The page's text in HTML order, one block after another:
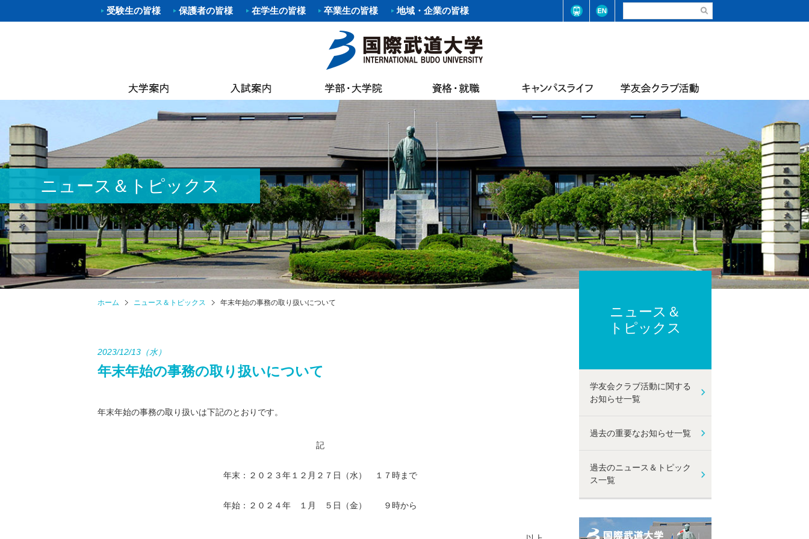
受験生の皆様 保護者の皆様 在学生の皆様 卒業生の皆様 地域・企業の皆様
沿革
建学の精神・教育目標・各種方針
校歌
校章・ロゴ・シンボルマーク
3つのポリシー
アセスメントポリシー
ミッション・ステイトメント
教員紹介
履修の手引・授業概要
国際武道大学学則
国際武道大学大学院学則
大学の活動
設置認可・届出等
ガバナンス・コード
中期計画
自己点検・評価報告
大学行事
教員数・学生数・卒業/修了生数
大学組織
財務情報
教育研究活動等の状況
公約研究費の不正防止への取り組み
プライバシーポリシー
ハラスメント及び性暴力等防止に関する取り組み
大学院入試要項
オープンキャンパス
進学相談会
入学金・学費等
入試資料請求
別科 武道専修課程
大学院
カリキュラム
取得可能な資格
教員紹介
進路（就職）支援プログラム・イベント
就職概要状況（結果）
求人お申し込みのお願い（求人受付）
武大NAVI（求人検索）
求人企業・卒業生アンケート
OPAC（国際武道大学蔵書検索）
国際交流プログラム
黒潮祭
学費・奨学金
各種手続き
健康管理・学生相談
学生食堂・売店
学生アパート情報
後援会
アルバイト情報
IBUキャンパスライフアンケート
各種規則
剣道部
なぎなた部
サッカー部
バスケットボール部
ハンドボール部
バドミントン部
テニス・ソフトテニス部
体操部
ダンス部
陸上競技部
バーベル部
レスリング部
ゴルフ部
ソフトボール部
ライフセービング部
キンボール部
サーフィン部
トレーナーチーム
居合道準クラブ
冬季競技準クラブ
軟式野球準クラブ
ボクシング同好会
軽音楽同好会
トライアスロン同好会
野外スポーツ同好会
フットサル同好会
サッカー同好会
ストリートダンス同好会
ビーチバレー同好会
華道部
茶道部
書道部
フランス文化部
ICG同好会
大学祭実行委員会
ニュース＆トピックス
ホーム ニュース＆トピックス 年末年始の事務の取り扱いについて
2023/12/13（水）
年末年始の事務の取り扱いについて
年末年始の事務の取り扱いは下記のとおりです。
記
年末：２０２３年１２月２７日（水） １７時まで
年始：２０２４年 １月 ５日（金） ９時から
ニュース＆
トピックス
学友会クラブ活動に関する
お知らせ一覧
過去の重要なお知らせ一覧
過去のニュース＆トピック
ス一覧